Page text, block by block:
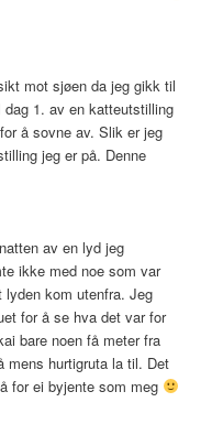
mot sjøen da jeg gikk til
1. av en katteutstilling
å sovne av. Slik er jeg
jeg er på. Denne
av en lyd jeg
ikke med noe som var
lyden kom utenfra. Jeg
for å se hva det var for
bare noen få meter fra
mens hurtigruta la til. Det
for ei byjente som meg